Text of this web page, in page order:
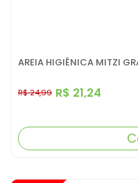
AREIA HIGIÊNICA MITZI
R$ 21,24
R$ 24,99